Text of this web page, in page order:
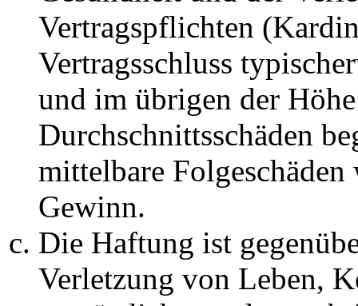
Vertragspflichten
Vertragsschluss
und im übrigen der
Durchschnittsschäden
mittelbare Folgeschäden
Gewinn.
Die Haftung ist
Verletzung von Leben,